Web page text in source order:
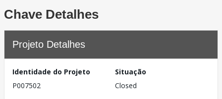
Chave Detalhes
Projeto Detalhes
Identidade do Projeto
P007502
Situação
Closed